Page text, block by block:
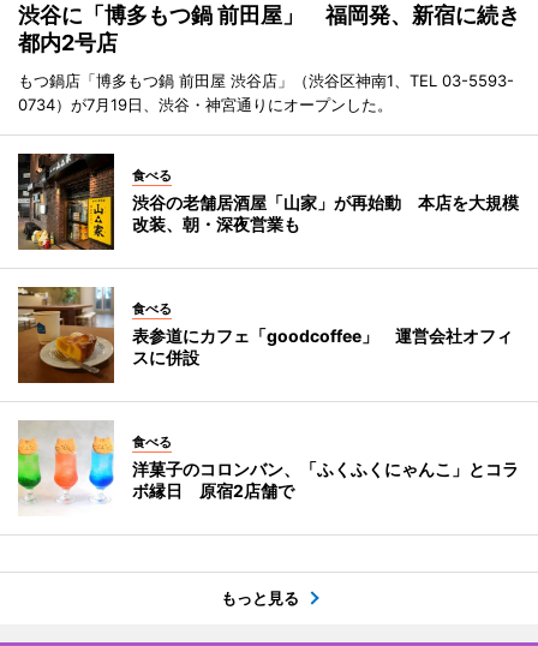
渋谷に「博多もつ鍋 前田屋」 福岡発、新宿に続き
都内2号店
もつ鍋店「博多もつ鍋 前田屋 渋谷店」（渋谷区神南1、TEL 03-5593-
0734）が7月19日、渋谷・神宮通りにオープンした。
食べる
渋谷の老舗居酒屋「山家」が再始動 本店を大規模
改装、朝・深夜営業も
食べる
表参道にカフェ「goodcoffee」 運営会社オフィ
スに併設
食べる
洋菓子のコロンバン、「ふくふくにゃんこ」とコラ
ボ縁日 原宿2店舗で
もっと見る